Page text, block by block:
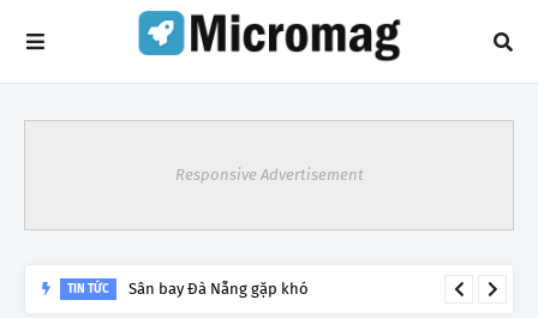
Responsive Advertisement
TIN TỨC Sân bay Đà Nẵng gặp khó